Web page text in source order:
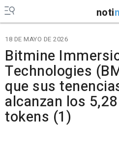
noti
18 DE MAYO DE 2026
Bitmine
Technologies
que sus
alcanzan los
tokens (1)